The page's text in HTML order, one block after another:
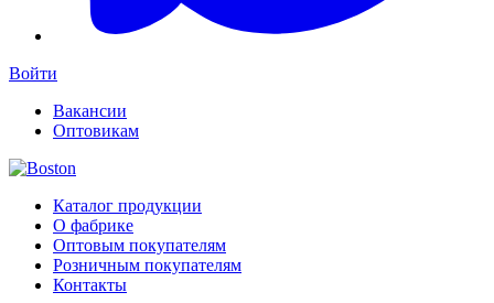
Войти
Вакансии
Оптовикам
Каталог продукции
О фабрике
Оптовым покупателям
Розничным покупателям
Контакты